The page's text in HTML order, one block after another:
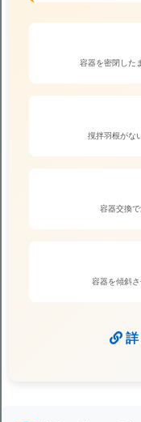
容器を密閉した
撹拌羽根がな
容器交換
容器を傾斜